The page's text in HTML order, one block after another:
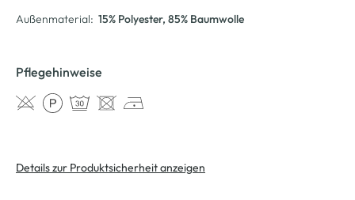
Außenmaterial: 15% Polyester, 85% Baumwolle
Pflegehinweise
Details zur Produktsicherheit anzeigen